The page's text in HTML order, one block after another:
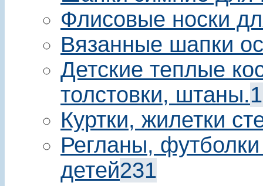
Флисовые носки
Вязанные шапки
Детские теплые
толстовки, штаны.
Куртки, жилетки
Регланы,
детей231